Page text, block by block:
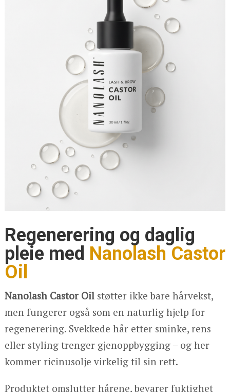
Regenerering og daglig
pleie med Nanolash Castor
Oil
Nanolash Castor Oil støtter ikke bare hårvekst,
men fungerer også som en naturlig hjelp for
regenerering. Svekkede hår etter sminke, rens
eller styling trenger gjenoppbygging – og her
kommer ricinusolje virkelig til sin rett.
Produktet omslutter hårene, bevarer fuktighet